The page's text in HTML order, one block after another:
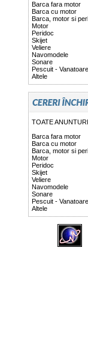
Barca fara motor
Barca cu motor
Barca, motor si
Motor
Peridoc
Skijet
Veliere
Navomodele
Sonare
Pescuit - Vanatoare
Altele
TOATE
Barca fara motor
Barca cu motor
Barca, motor si
Motor
Peridoc
Skijet
Veliere
Navomodele
Sonare
Pescuit - Vanatoare
Altele